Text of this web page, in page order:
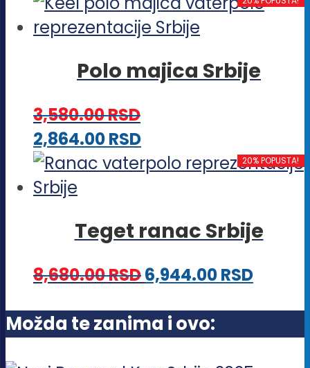
biti
izabrane
na
stranici
ima
varijanti.
mogu
biti
izabrane
stranici
proizvoda.
Polo majica Srbije
3,580.00RSD
2,864.00RSDOvaj
proizvod
varijanti.
mogu
biti
izabrane
20% POPUSTA!
Teget ranac Srbije
8,680.00RSD6,944.00RSD
Možda te zanima i ovo: